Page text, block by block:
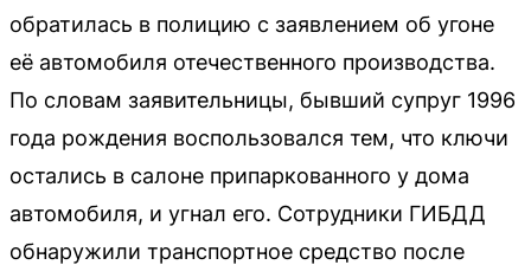
обратилась в полицию с заявлением об угоне
её автомобиля отечественного производства.
По словам заявительницы, бывший супруг 1996
года рождения воспользовался тем, что ключи
остались в салоне припаркованного у дома
автомобиля, и угнал его. Сотрудники ГИБДД
обнаружили транспортное средство после